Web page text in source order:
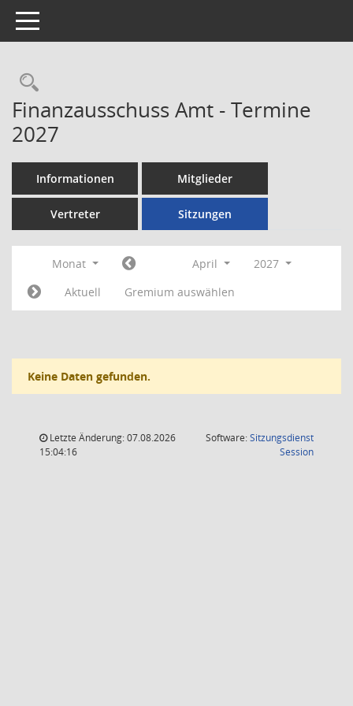
Toggle navigation
Rechercheauswahl
Finanzausschuss Amt - Termine
2027
Informationen Mitglieder
Vertreter Sitzungen
Monat April
2027
Aktuell
Gremium auswählen
Keine Daten gefunden.
Letzte Änderung: 07.08.2026
15:04:16
Software:Sitzungsdienst
Session(Wird in